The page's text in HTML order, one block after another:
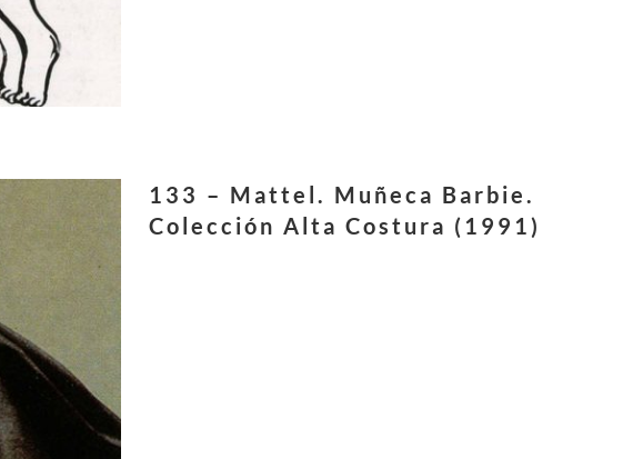
133 – Mattel. Muñeca Barbie.
Colección Alta Costura (1991)